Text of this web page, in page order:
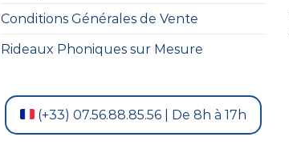
Conditions Générales de Vente
Rideaux Phoniques sur Mesure
(+33) 07.56.88.85.56 | De 8h à 17h